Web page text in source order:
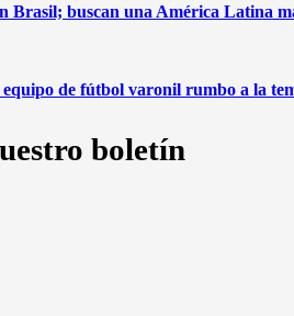
Brasil; buscan una América Latina
de fútbol varonil rumbo a la
boletín